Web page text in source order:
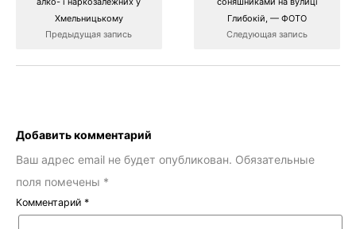
Хмельницькому
Предыдущая запись
Глибокій, — ФОТО
Следующая запись
Добавить комментарий
Ваш адрес email не будет опубликован. Обязательные
поля помечены *
Комментарий *